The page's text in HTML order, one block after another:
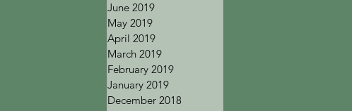
June 2019
May 2019
April 2019
March 2019
February 2019
January 2019
December 2018